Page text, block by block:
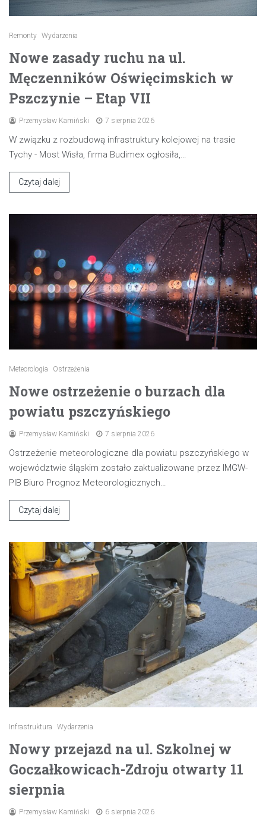
Remonty Wydarzenia
Nowe zasady ruchu na ul.
Męczenników Oświęcimskich w
Pszczynie – Etap VII
Przemysław Kamiński 7 sierpnia 2026
W związku z rozbudową infrastruktury kolejowej na trasie
Tychy - Most Wisła, firma Budimex ogłosiła,…
Czytaj dalej
Meteorologia Ostrzeżenia
Nowe ostrzeżenie o burzach dla
powiatu pszczyńskiego
Przemysław Kamiński 7 sierpnia 2026
Ostrzeżenie meteorologiczne dla powiatu pszczyńskiego w
województwie śląskim zostało zaktualizowane przez IMGW-
PIB Biuro Prognoz Meteorologicznych…
Czytaj dalej
Infrastruktura Wydarzenia
Nowy przejazd na ul. Szkolnej w
Goczałkowicach-Zdroju otwarty 11
sierpnia
Przemysław Kamiński 6 sierpnia 2026